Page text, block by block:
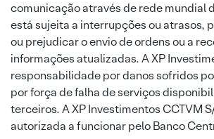
comunicação através de rede mundial
está sujeita a interrupções ou atrasos,
ou prejudicar o envio de ordens ou a
informações atualizadas. A XP
responsabilidade por danos sofridos
por força de falha de serviços
terceiros. A XP Investimentos CCTVM
autorizada a funcionar pelo Banco